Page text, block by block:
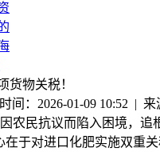
货物关税！
间：2026-01-09 10:52 | 来
农民抗议而陷入困境，追
在于对进口化肥实施双重